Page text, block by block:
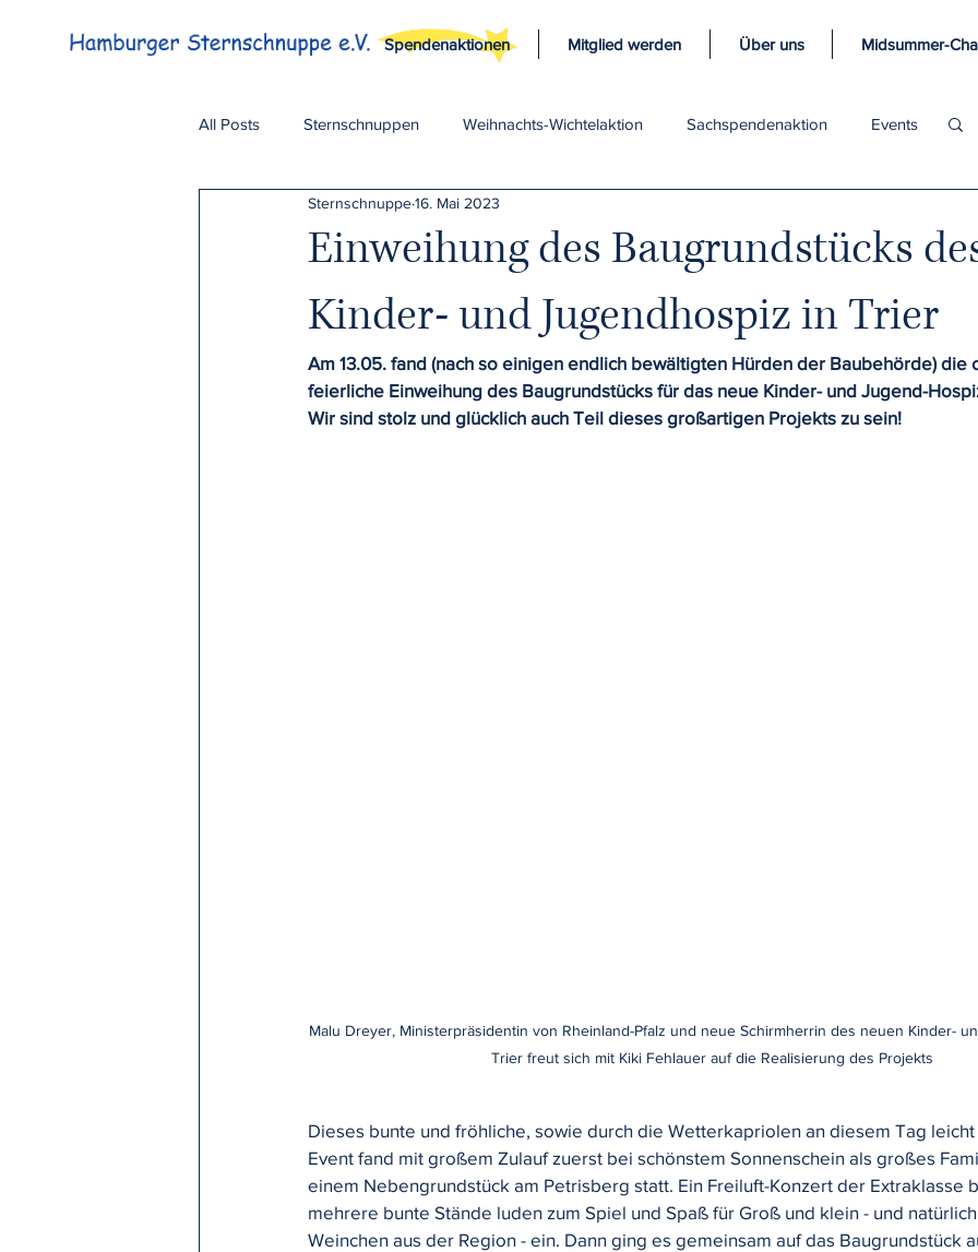
Spendenaktionen Mitglied werden Über uns Midsummer-
All Posts Sternschnuppen Weihnachts-Wichtelaktion Sachspendenaktion Events
Spendenaktionen
Einweihung des Baugrundstücks
Kinder- und Jugendhospiz in Trier
Sternschnuppe16. Mai 2023
Am 13.05. fand (nach so einigen endlich bewältigten Hürden der Baubehörde)
feierliche Einweihung des Baugrundstücks für das neue Kinder- und Jugend-
Wir sind stolz und glücklich auch Teil dieses großartigen Projekts zu sein!
Malu Dreyer, Ministerpräsidentin von Rheinland-Pfalz und neue Schirmherrin des neuen Kinder-
Trier freut sich mit Kiki Fehlauer auf die Realisierung des Projekts
Dieses bunte und fröhliche, sowie durch die Wetterkapriolen an diesem Tag
Event fand mit großem Zulauf zuerst bei schönstem Sonnenschein als großes
einem Nebengrundstück am Petrisberg statt. Ein Freiluft-Konzert der Extraklasse
mehrere bunte Stände luden zum Spiel und Spaß für Groß und klein - und
Weinchen aus der Region - ein. Dann ging es gemeinsam auf das Baugrundstück